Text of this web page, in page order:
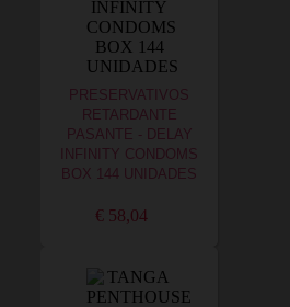
PRESERVATIVOS
RETARDANTE
PASANTE - DELAY
INFINITY CONDOMS
BOX 144 UNIDADES
€ 58,04